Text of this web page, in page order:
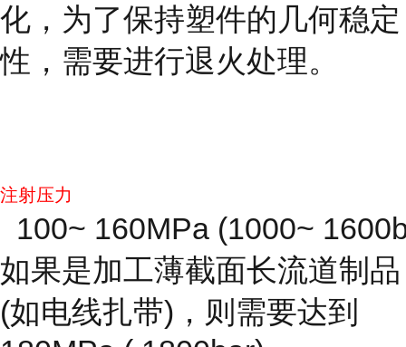
化，为了保持塑件的几何稳定
性，需要进行退火处理。
注射压力
100~ 160MPa (1000~
如果是加工薄截面长流道制品
(如电线扎带)，则需要达到